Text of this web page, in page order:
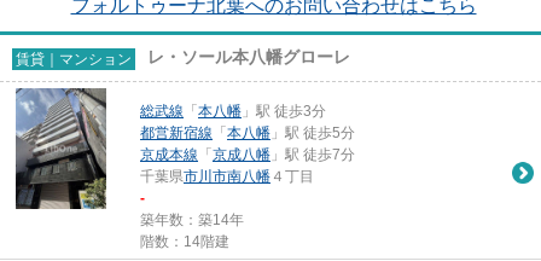
フォルトゥーナ北葉へのお問い合わせはこちら
賃貸｜マンション レ・ソール本八幡グローレ
総武線 「 本八幡 」駅 徒歩3分
都営新宿線 「 本八幡 」駅 徒歩5分
京成本線 「 京成八幡 」駅 徒歩7分
千葉県市川市南八幡 ４丁目
-
築年数：築14年
階数：14階建